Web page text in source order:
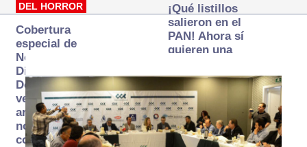
DEL HORROR
Cobertura
especial de
Norte
Digital:
Donde la
verdad
arde… pero
no se
consume
¡Qué listillos
salieron en el
PAN! Ahora sí
quieren una
autónoma… y
transexenal